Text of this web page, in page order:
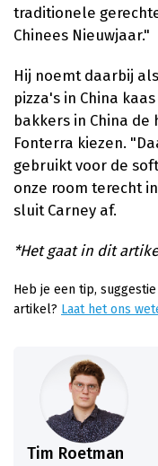
traditionele
Chinees Nieuwjaar."
Hij noemt daarbij
pizza's in China
bakkers in China
Fonterra kiezen.
gebruikt voor de
onze room terecht
sluit Carney af.
*Het gaat in dit
Heb je een tip,
artikel? Laat het ons
Tim Roetman